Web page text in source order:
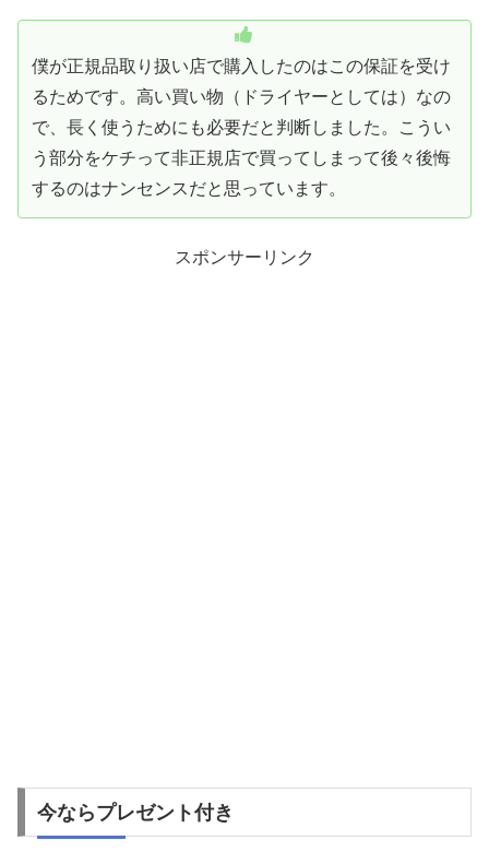
僕が正規品取り扱い店で購入したのはこの保証を受け
るためです。高い買い物（ドライヤーとしては）なの
で、長く使うためにも必要だと判断しました。こうい
う部分をケチって非正規店で買ってしまって後々後悔
するのはナンセンスだと思っています。
スポンサーリンク
今ならプレゼント付き